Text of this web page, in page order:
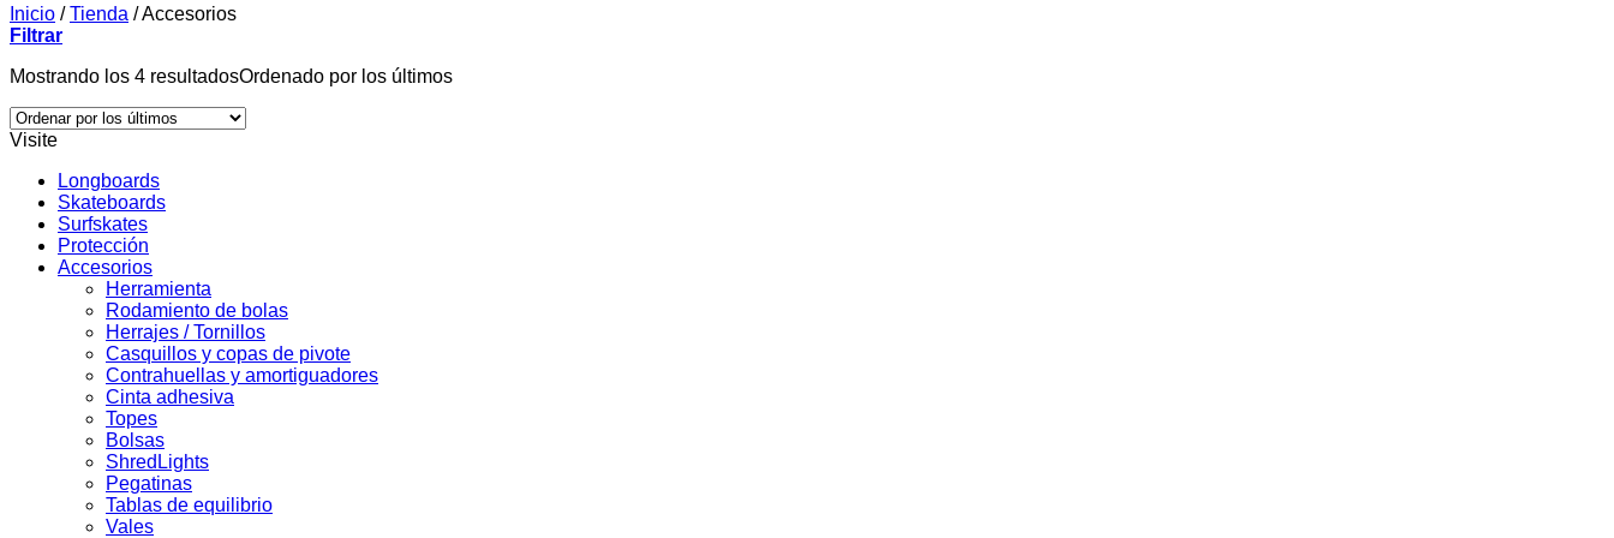
Inicio / Tienda /Accesorios
Filtrar
Mostrando los 4 resultadosOrdenado por los últimos
Visite
Longboards
Skateboards
Surfskates
Protección
Accesorios
Herramienta
Rodamiento de bolas
Herrajes / Tornillos
Casquillos y copas de pivote
Contrahuellas y amortiguadores
Cinta adhesiva
Topes
Bolsas
ShredLights
Pegatinas
Tablas de equilibrio
Vales